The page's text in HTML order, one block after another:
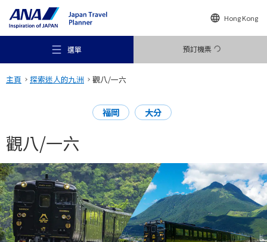
Hong Kong
選單 預訂機票
推薦地方
旅遊構想
目的地
主頁 探索迷人的九洲 觀八/一六
福岡 大分
觀八/一六